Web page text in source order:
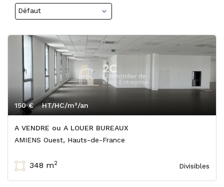
Défaut
A VENDRE ou A LOUER BUREAUX
Divisibles
150 € HT/HC/m²/an
AMIENS Ouest, Hauts-de-France
348 m2